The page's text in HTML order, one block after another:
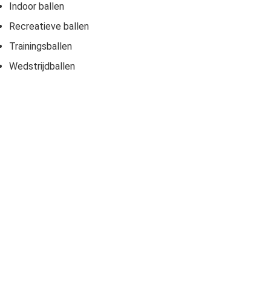
Indoor ballen
Recreatieve ballen
Trainingsballen
Wedstrijdballen